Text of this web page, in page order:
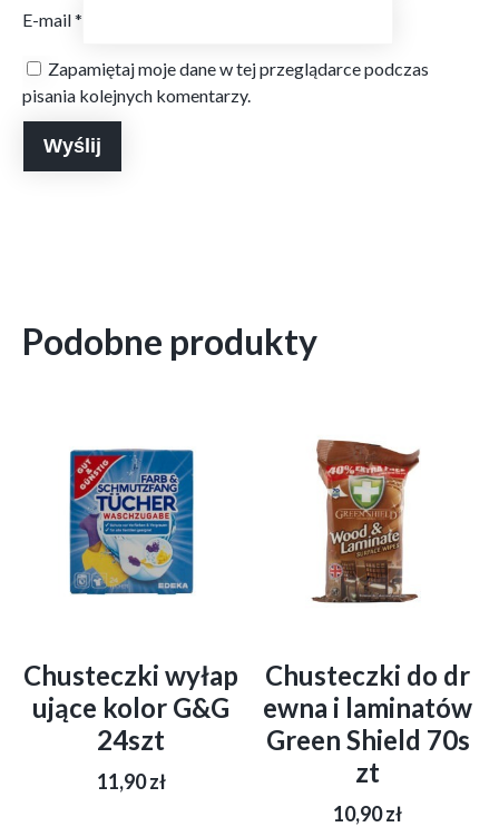
E-mail*
Zapamiętaj moje dane w tej przeglądarce podczas
pisania kolejnych komentarzy.
Podobne produkty
Chusteczki wyłap
ujące kolor G&G
24szt
11,90zł
Chusteczki do dr
ewna i laminatów
Green Shield 70s
zt
10,90zł